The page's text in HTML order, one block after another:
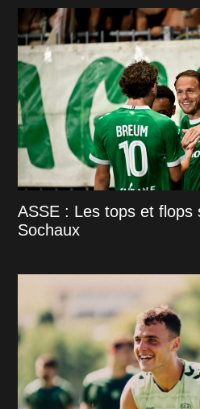
ASSE : Les tops et flops
Sochaux